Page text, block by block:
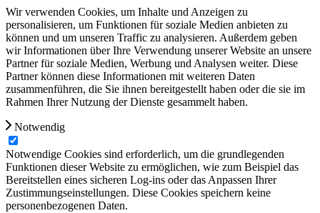
Wir verwenden Cookies, um Inhalte und Anzeigen zu
personalisieren, um Funktionen für soziale Medien anbieten zu
können und um unseren Traffic zu analysieren. Außerdem geben
wir Informationen über Ihre Verwendung unserer Website an unsere
Partner für soziale Medien, Werbung und Analysen weiter. Diese
Partner können diese Informationen mit weiteren Daten
zusammenführen, die Sie ihnen bereitgestellt haben oder die sie im
Rahmen Ihrer Nutzung der Dienste gesammelt haben.
Notwendig
Notwendige Cookies sind erforderlich, um die grundlegenden
Funktionen dieser Website zu ermöglichen, wie zum Beispiel das
Bereitstellen eines sicheren Log-ins oder das Anpassen Ihrer
Zustimmungseinstellungen. Diese Cookies speichern keine
personenbezogenen Daten.